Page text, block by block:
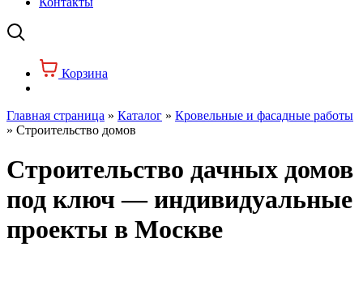
Корзина
Главная страница » Каталог » Кровельные и фасадные работы
» Строительство домов
Строительство дачных домов
под ключ — индивидуальные
проекты в Москве